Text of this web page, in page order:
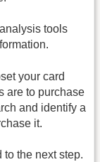
tools
your card
are to purchase
and identify a
it.
the next step.